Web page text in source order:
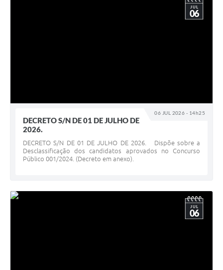
06 JUL 2026 - 14h25
JUL
06
DECRETO S/N DE 01 DE JULHO DE
2026.
DECRETO S/N DE 01 DE JULHO DE 2026. Dispõe sobre a
Desclassificação dos candidatos aprovados no Concurso
Público 001/2024. (Decreto em anexo).
JUL
06